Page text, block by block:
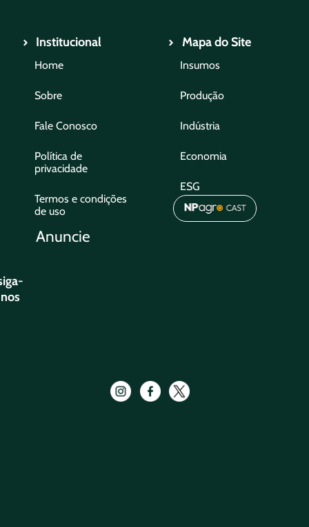
Institucional
Home
Sobre
Fale Conosco
Política de
privacidade
Termos e condições
de uso
Anuncie
Mapa do Site
Insumos
Produção
Indústria
Economia
ESG
nos